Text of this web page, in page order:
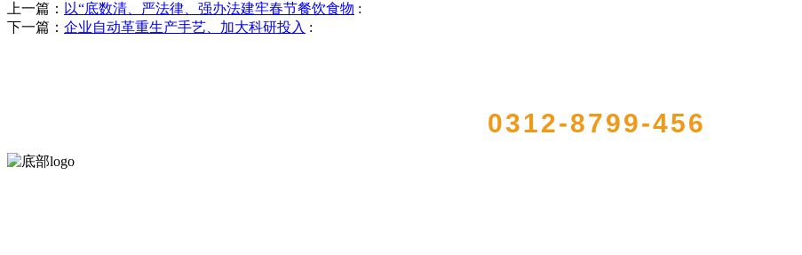
上一篇： 以“底数清、严法律、强办法建牢春节餐饮食物 :
下一篇： 企业自动革重生产手艺、加大科研投入 :
0312-8799-456